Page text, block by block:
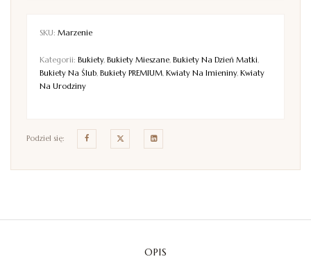
SKU: Marzenie
Kategorii: Bukiety, Bukiety Mieszane Bukiety Na Dzień Matki
Bukiety Na Ślub Bukiety PREMIUM Kwiaty Na Imieniny, Kwiaty
Na Urodziny
Podziel się:
OPIS